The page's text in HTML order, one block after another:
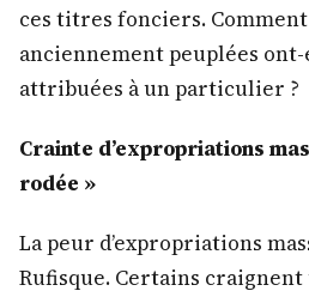
ces titres fonciers. Comment
anciennement peuplées
attribuées à un particulier ?
Crainte d’expropriations
rodée »
La peur d’expropriations
Rufisque. Certains